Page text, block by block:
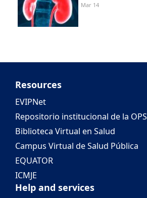
Mar 14
Resources
EVIPNet
Repositorio institucional de la OPS
Biblioteca Virtual en Salud
Campus Virtual de Salud Pública
EQUATOR
ICMJE
Help and services